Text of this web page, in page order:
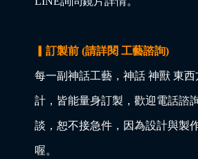
▎訂製前 (請詳閱 工藝諮詢)
每一副神話工藝，神話 神獸 東
計，皆能量身訂製，歡迎電話諮
談，恕不接急件，因為設計與製
喔。